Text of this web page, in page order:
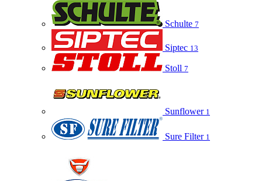
Schulte 7
Siptec 13
Stoll 7
Sunflower 1
Sure Filter 1